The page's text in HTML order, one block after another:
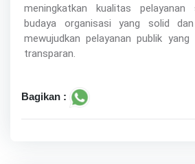
meningkatkan kualitas pelayanan
budaya organisasi yang solid
mewujudkan pelayanan publik
transparan.
Bagikan :